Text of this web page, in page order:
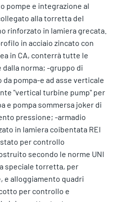
pompe e integrazione al
alla torretta del
rinforzato in lamiera grecata.
in acciaio zincato con
in CA, conterrà tutte le
norma; -gruppo di
pompa-e ad asse verticale
"vertical turbine pump" per
e pompa sommersa joker di
pressione; -armadio
in lamiera coibentata REI
per controllo
secondo le norme UNI
speciale torretta, per
e alloggiamento quadri
per controllo e